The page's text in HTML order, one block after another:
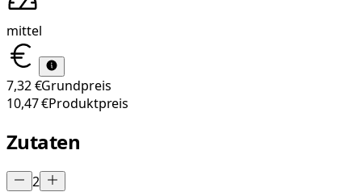
mittel
7,32 €Grundpreis
10,47 €Produktpreis
Zutaten
2